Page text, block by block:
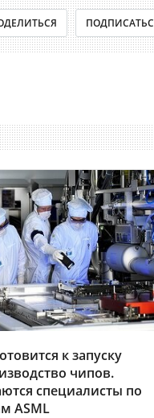
к запуску
чипов.
специалисты по
ASML